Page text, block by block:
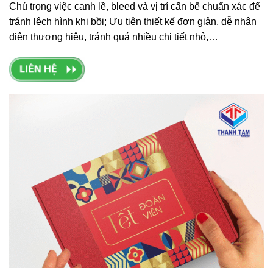
Chú trọng việc canh lề, bleed và vị trí cấn bế chuẩn xác để
tránh lệch hình khi bồi; Ưu tiên thiết kế đơn giản, dễ nhận
diện thương hiệu, tránh quá nhiều chi tiết nhỏ,…